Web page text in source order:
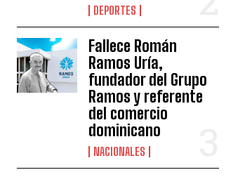
DEPORTES
Fallece Román
Ramos Uría,
fundador del Grupo
Ramos y referente
del comercio
dominicano
NACIONALES